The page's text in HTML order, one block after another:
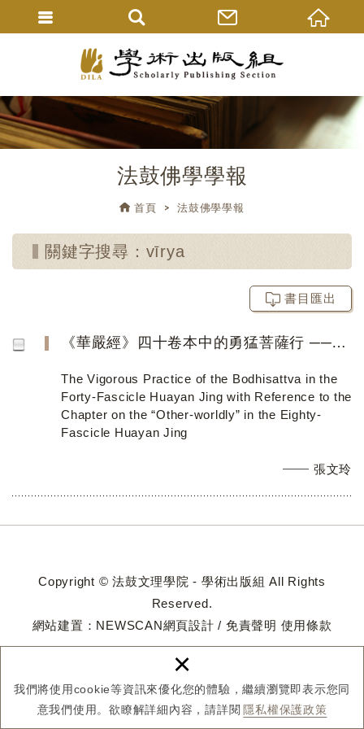
我們將使用cookie等資訊來優化您的體驗，繼續瀏覽即表示您同
意我們使用。欲瞭解詳細內容，請詳閱 隱私權保護政策
×
法鼓佛學學報
首頁 法鼓佛學學報
關鍵字搜尋：vīrya
書目匯出
《華嚴經》四十卷本中的勇猛菩薩行 ──兼參八十卷本〈離世間品〉
The Vigorous Practice of the Bodhisattva in the
Forty-Fascicle Huayan Jing with Reference to the
Chapter on the “Other-worldly” in the Eighty-
Fascicle Huayan Jing
張文玲
Copyright © 法鼓文理學院 - 學術出版組 All Rights
Reserved.
網站建置： NEWSCAN網頁設計 / 免責聲明 使用條款